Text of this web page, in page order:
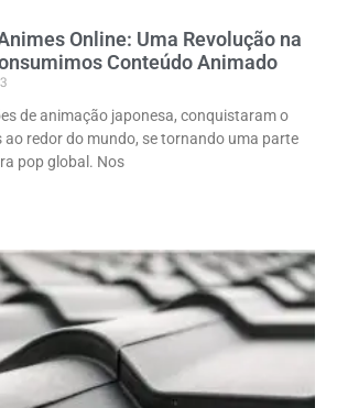
Online: Uma Revolução na
Conteúdo Animado
de animação japonesa, conquistaram o
ao redor do mundo, se tornando uma parte
pop global. Nos